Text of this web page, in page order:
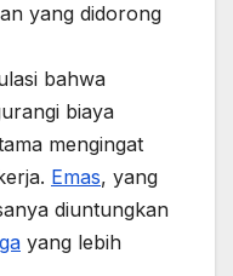
yang didorong
bahwa
biaya
mengingat
Emas, yang
diuntungkan
yang lebih